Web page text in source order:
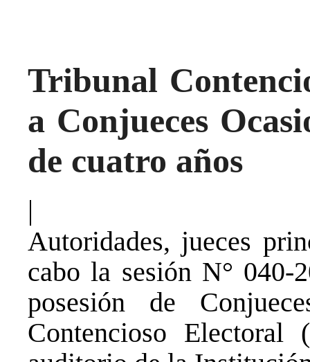
Tribunal
a Conjueces
de cuatro años
|
Autoridades, jueces
cabo la sesión N° 040-
posesión de
Contencioso